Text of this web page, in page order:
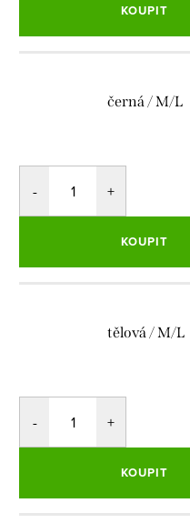
KOUPIT
černá / M/L
KOUPIT
tělová / M/L
KOUPIT